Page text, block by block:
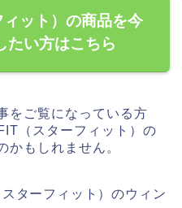
ット）の商品を今
たい方はこちら
をご覧になっている方
（スターフィット）の
かもしれません。
ターフィット）のウィン